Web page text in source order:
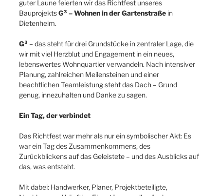
guter Laune feierten wir das Richtfest unseres
BauprojektsG³ – Wohnen in der Gartenstraße in
Dietenheim.
G³ – das steht für drei Grundstücke in zentraler Lage, die
wir mit viel Herzblut und Engagement in ein neues,
lebenswertes Wohnquartier verwandeln. Nach intensiver
Planung, zahlreichen Meilensteinen und einer
beachtlichen Teamleistung steht das Dach – Grund
genug, innezuhalten und Danke zu sagen.
Ein Tag, der verbindet
Das Richtfest war mehr als nur ein symbolischer Akt: Es
war ein Tag des Zusammenkommens, des
Zurückblickens auf das Geleistete – und des Ausblicks auf
das, was entsteht.
Mit dabei: Handwerker, Planer, Projektbeteiligte,